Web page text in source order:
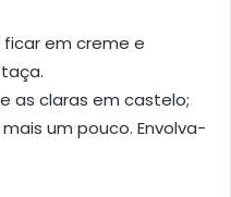
em creme e
as claras em castelo;
um pouco. Envolva-